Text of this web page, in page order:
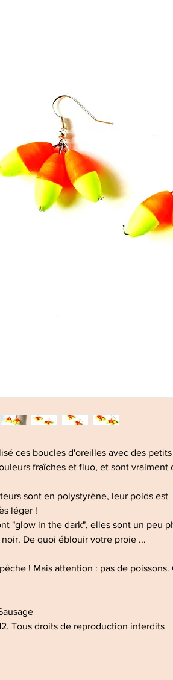
ces boucles d'oreilles avec des
fraîches et fluo, et sont vraiment
sont en polystyrène, leur poids est
léger !
"glow in the dark", elles sont un peu
noir. De quoi éblouir votre proie ...
! Mais attention : pas de poissons.
Tous droits de reproduction interdits